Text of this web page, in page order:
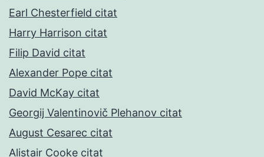
Earl Chesterfield citat
Harry Harrison citat
Filip David citat
Alexander Pope citat
David McKay citat
Georgij Valentinovič Plehanov citat
August Cesarec citat
Alistair Cooke citat